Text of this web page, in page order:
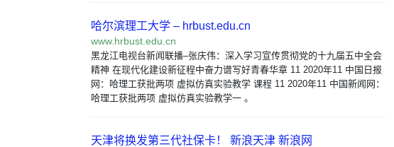
哈尔滨理工大学 – hrbust.edu.cn
www.hrbust.edu.cn
黑龙江电视台新闻联播–张庆伟：深入学习宣传贯彻党的十九届五中全会
精神 在现代化建设新征程中奋力谱写好青春华章 11 2020年11 中国日报
网：哈理工获批两项 虚拟仿真实验教学 课程 11 2020年11 中国新闻网：
哈理工获批两项 虚拟仿真实验教学一 。
天津将换发第三代社保卡！ 新浪天津 新浪网